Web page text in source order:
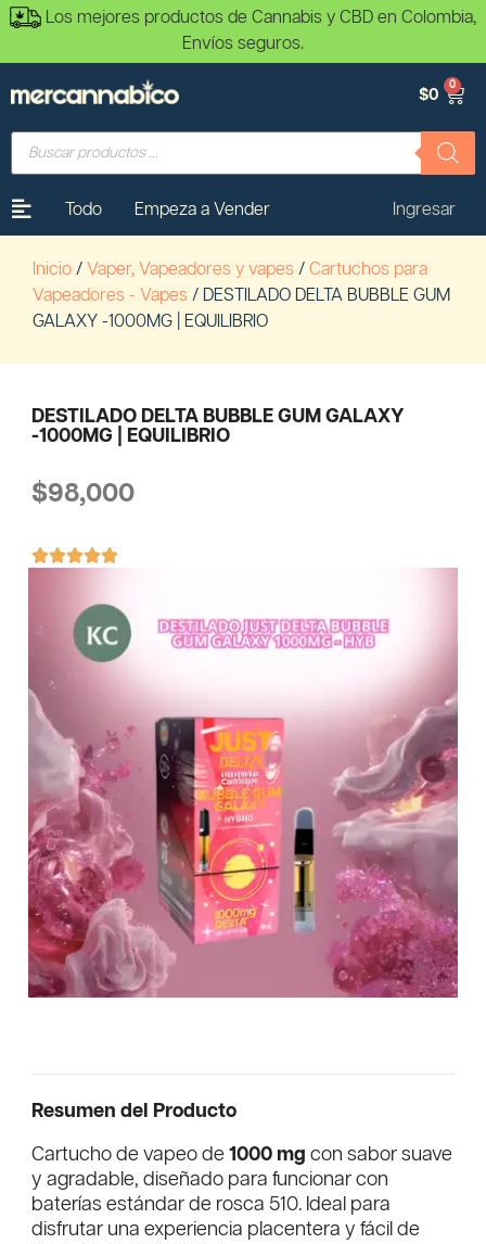
Los mejores productos de Cannabis y CBD en Colombia,
Envíos seguros.
$0
0
Todo Empeza a Vender Ingresar
Inicio / Vaper, Vapeadores y vapes / Cartuchos para
Vapeadores - Vapes / DESTILADO DELTA BUBBLE GUM
GALAXY -1000MG | EQUILIBRIO
DESTILADO DELTA BUBBLE GUM GALAXY
-1000MG | EQUILIBRIO
$98,000

Resumen del Producto
Cartucho de vapeo de 1000 mg con sabor suave
y agradable, diseñado para funcionar con
baterías estándar de rosca 510. Ideal para
disfrutar una experiencia placentera y fácil de